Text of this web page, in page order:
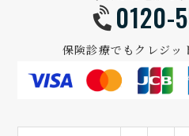
0120-
保険診療でもクレジッ